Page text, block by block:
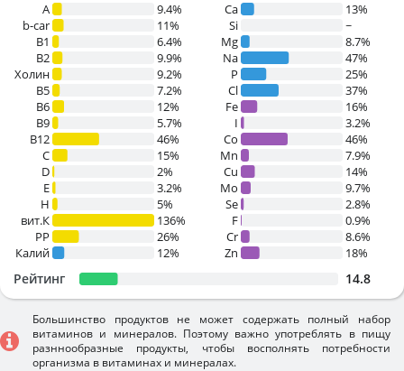
A
9.4%
b-car
11%
В1
6.4%
B2
9.9%
Холин
9.2%
B5
7.2%
B6
12%
B9
5.7%
B12
46%
C
15%
D
2%
E
3.2%
H
5%
вит.К
136%
PP
26%
Калий
12%
Ca
13%
Si
~
Mg
8.7%
Na
47%
P
25%
Cl
37%
Fe
16%
I
3.2%
Co
46%
Mn
7.9%
Cu
14%
Mo
9.7%
Se
2.8%
F
0.9%
Cr
8.6%
Zn
18%
Рейтинг 14.8
Большинство продуктов не может содержать полный набор
витаминов и минералов. Поэтому важно употреблять в пищу
разннообразные продукты, чтобы восполнять потребности
организма в витаминах и минералах.